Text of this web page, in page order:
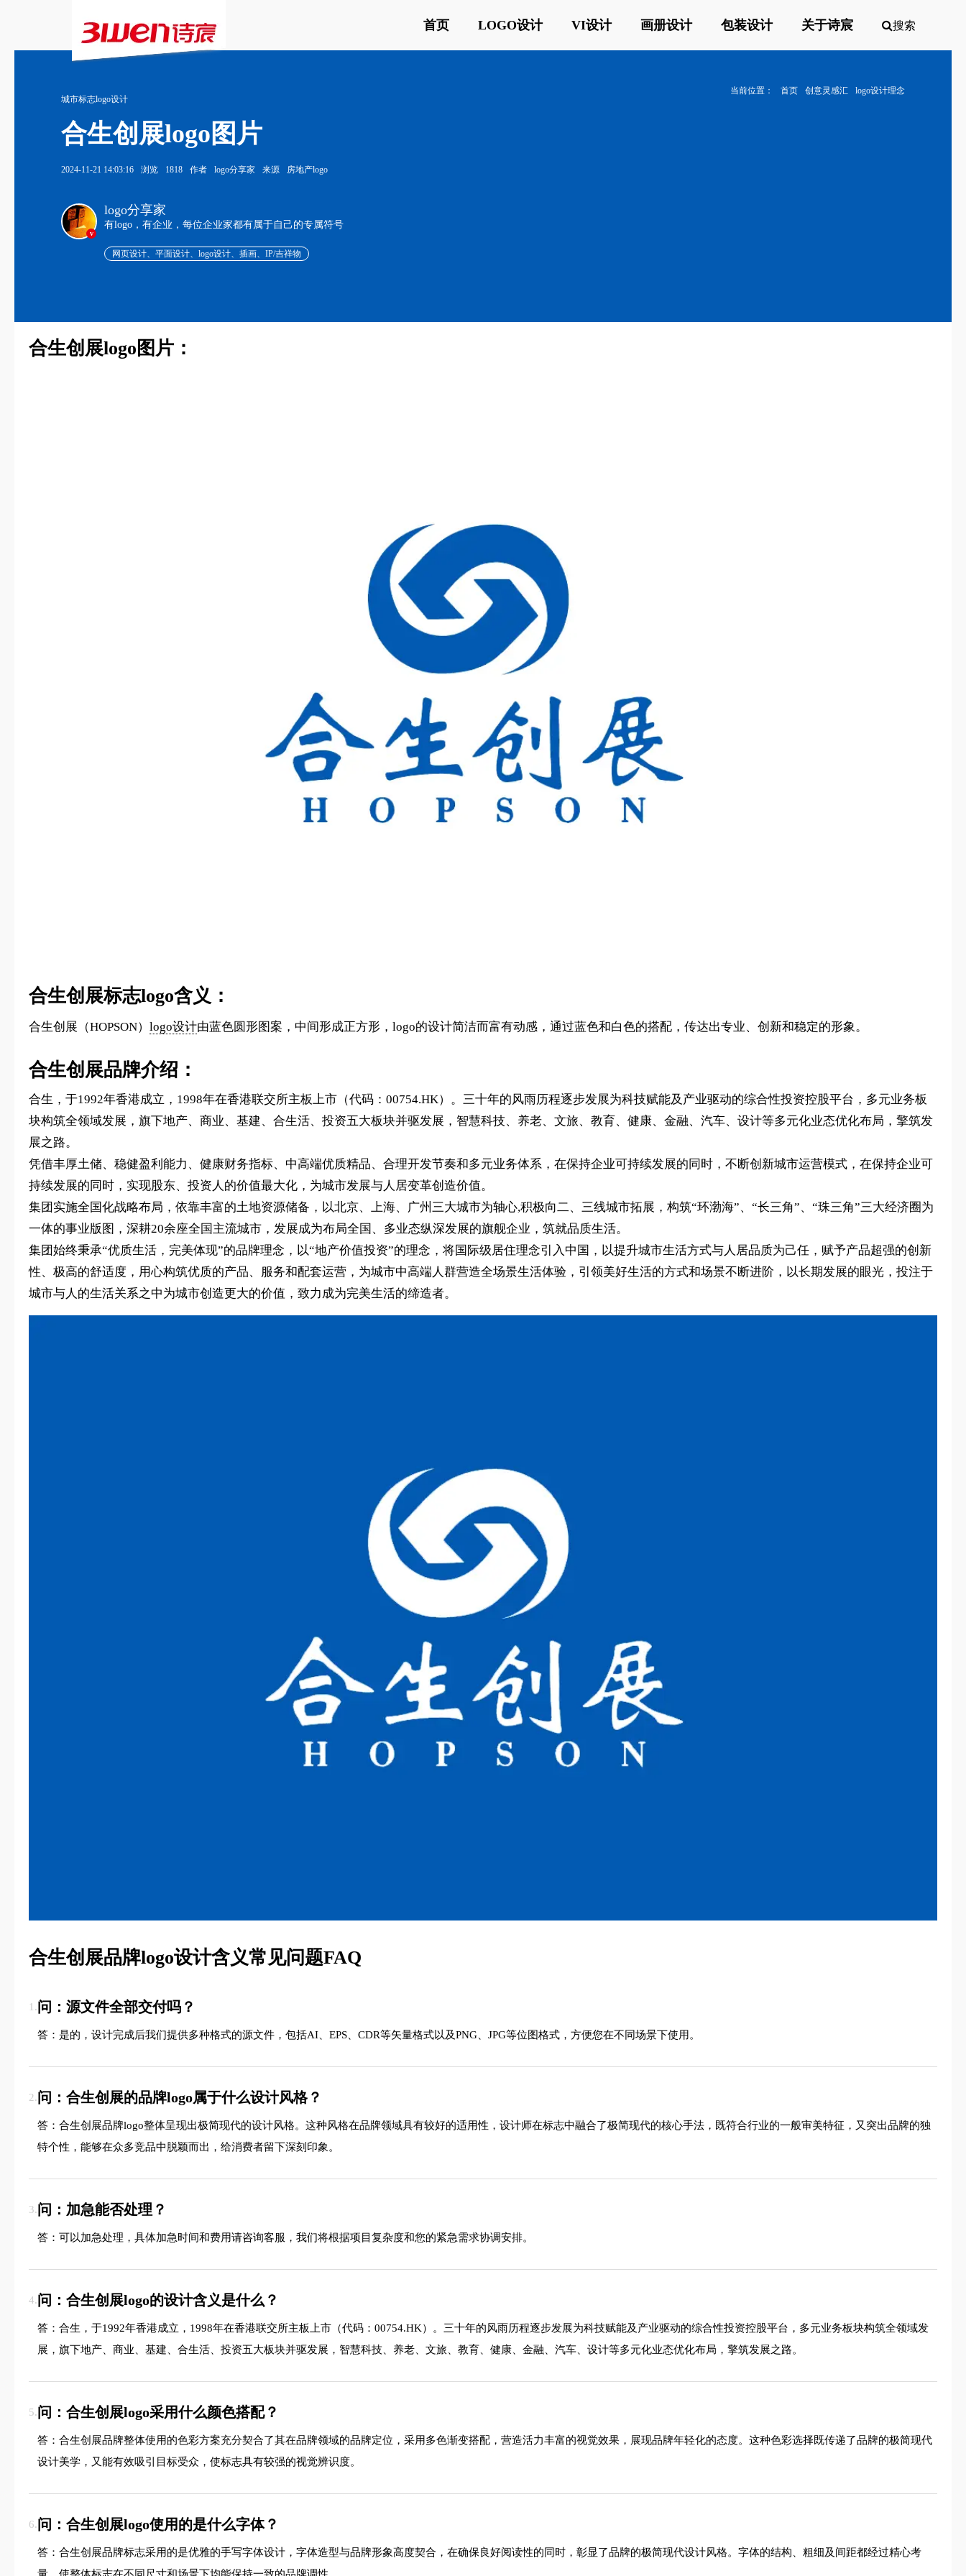
首页 LOGO设计 VI设计 画册设计 包装设计 关于诗宸 搜索
当前位置： 首页 创意灵感汇
logo设计理念
城市标志logo设计
合生创展logo图片
2024-11-21 14:03:16 浏览 1818 作者 logo分享家 来源 房地产logo
v
logo分享家
有logo，有企业，每位企业家都有属于自己的专属符号
网页设计、平面设计、logo设计、插画、IP/吉祥物
合生创展logo图片：
合生创展标志logo含义：
合生创展（HOPSON） logo设计由蓝色圆形图案，中间形成正方形，logo的设计简洁而富有动感，通过蓝色和白色的搭配，传达出专业、创新和稳定的形象。
合生创展品牌介绍：
合生，于1992年香港成立，1998年在香港联交所主板上市（代码：00754.HK）。三十年的风雨历程逐步发展为科技赋能及产业驱动的综合性投资控股平台，多元业务板
块构筑全领域发展，旗下地产、商业、基建、合生活、投资五大板块并驱发展，智慧科技、养老、文旅、教育、健康、金融、汽车、设计等多元化业态优化布局，擎筑发
展之路。
凭借丰厚土储、稳健盈利能力、健康财务指标、中高端优质精品、合理开发节奏和多元业务体系，在保持企业可持续发展的同时，不断创新城市运营模式，在保持企业可
持续发展的同时，实现股东、投资人的价值最大化，为城市发展与人居变革创造价值。
集团实施全国化战略布局，依靠丰富的土地资源储备，以北京、上海、广州三大城市为轴心,积极向二、三线城市拓展，构筑“环渤海”、“长三角”、“珠三角”三大经济圈为
一体的事业版图，深耕20余座全国主流城市，发展成为布局全国、多业态纵深发展的旗舰企业，筑就品质生活。
集团始终秉承“优质生活，完美体现”的品牌理念，以“地产价值投资”的理念，将国际级居住理念引入中国，以提升城市生活方式与人居品质为己任，赋予产品超强的创新
性、极高的舒适度，用心构筑优质的产品、服务和配套运营，为城市中高端人群营造全场景生活体验，引领美好生活的方式和场景不断进阶，以长期发展的眼光，投注于
城市与人的生活关系之中为城市创造更大的价值，致力成为完美生活的缔造者。
合生创展品牌logo设计含义常见问题FAQ
1.问：源文件全部交付吗？
答：是的，设计完成后我们提供多种格式的源文件，包括AI、EPS、CDR等矢量格式以及PNG、JPG等位图格式，方便您在不同场景下使用。
2.问：合生创展的品牌logo属于什么设计风格？
答：合生创展品牌logo整体呈现出极简现代的设计风格。这种风格在品牌领域具有较好的适用性，设计师在标志中融合了极简现代的核心手法，既符合行业的一般审美特征，又突出品牌的独
特个性，能够在众多竞品中脱颖而出，给消费者留下深刻印象。
3.问：加急能否处理？
答：可以加急处理，具体加急时间和费用请咨询客服，我们将根据项目复杂度和您的紧急需求协调安排。
4.问：合生创展logo的设计含义是什么？
答：合生，于1992年香港成立，1998年在香港联交所主板上市（代码：00754.HK）。三十年的风雨历程逐步发展为科技赋能及产业驱动的综合性投资控股平台，多元业务板块构筑全领域发
展，旗下地产、商业、基建、合生活、投资五大板块并驱发展，智慧科技、养老、文旅、教育、健康、金融、汽车、设计等多元化业态优化布局，擎筑发展之路。
5.问：合生创展logo采用什么颜色搭配？
答：合生创展品牌整体使用的色彩方案充分契合了其在品牌领域的品牌定位，采用多色渐变搭配，营造活力丰富的视觉效果，展现品牌年轻化的态度。这种色彩选择既传递了品牌的极简现代
设计美学，又能有效吸引目标受众，使标志具有较强的视觉辨识度。
6.问：合生创展logo使用的是什么字体？
答：合生创展品牌标志采用的是优雅的手写字体设计，字体造型与品牌形象高度契合，在确保良好阅读性的同时，彰显了品牌的极简现代设计风格。字体的结构、粗细及间距都经过精心考